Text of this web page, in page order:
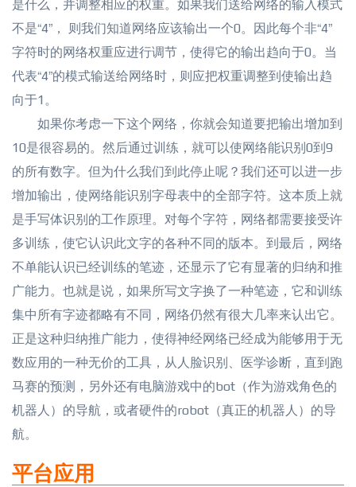
是什么，并调整相应的权重。如果我们送给网络的输入模式
不是“4”， 则我们知道网络应该输出一个0。因此每个非“4”
字符时的网络权重应进行调节，使得它的输出趋向于0。当
代表“4”的模式输送给网络时，则应把权重调整到使输出趋
向于1。
如果你考虑一下这个网络，你就会知道要把输出增加到
10是很容易的。然后通过训练，就可以使网络能识别0到9
的所有数字。但为什么我们到此停止呢？我们还可以进一步
增加输出，使网络能识别字母表中的全部字符。这本质上就
是手写体识别的工作原理。对每个字符，网络都需要接受许
多训练，使它认识此文字的各种不同的版本。到最后，网络
不单能认识已经训练的笔迹，还显示了它有显著的归纳和推
广能力。也就是说，如果所写文字换了一种笔迹，它和训练
集中所有字迹都略有不同，网络仍然有很大几率来认出它。
正是这种归纳推广能力，使得神经网络已经成为能够用于无
数应用的一种无价的工具，从人脸识别、医学诊断，直到跑
马赛的预测，另外还有电脑游戏中的bot（作为游戏角色的
机器人）的导航，或者硬件的robot（真正的机器人）的导
航。
平台应用